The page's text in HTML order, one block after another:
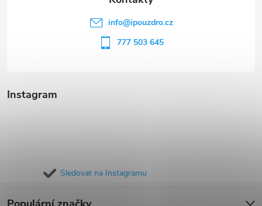
Instagram
Sledovat na Instagramu
info@ipouzdro.cz
777 503 645